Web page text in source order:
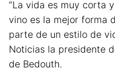
“La vida es muy corta
vino es la mejor forma
parte de un estilo de
Noticias la presidente
de Bedouth.